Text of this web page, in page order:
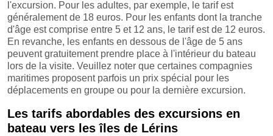
l'excursion. Pour les adultes, par exemple, le tarif est
généralement de 18 euros. Pour les enfants dont la tranche
d'âge est comprise entre 5 et 12 ans, le tarif est de 12 euros.
En revanche, les enfants en dessous de l'âge de 5 ans
peuvent gratuitement prendre place à l'intérieur du bateau
lors de la visite. Veuillez noter que certaines compagnies
maritimes proposent parfois un prix spécial pour les
déplacements en groupe ou pour la dernière excursion.
Les tarifs abordables des excursions en
bateau vers les îles de Lérins